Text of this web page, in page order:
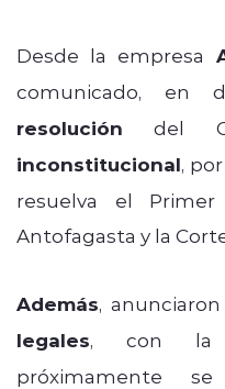
Desde la empresa
comunicado, en
resolución del
inconstitucional,
resuelva el
Antofagasta y la
Además,
legales, con la
próximamente